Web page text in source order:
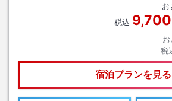
お
税込 9,700
税
宿泊プランを見る